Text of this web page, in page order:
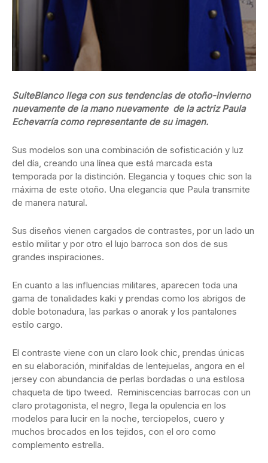
SuiteBlanco llega con sus tendencias de otoño-invierno
nuevamente de la mano nuevamente de la actriz Paula
Echevarría como representante de su imagen.
Sus modelos son una combinación de sofisticación y luz
del día, creando una línea que está marcada esta
temporada por la distinción. Elegancia y toques chic son la
máxima de este otoño. Una elegancia que Paula transmite
de manera natural.
Sus diseños vienen cargados de contrastes, por un lado un
estilo militar y por otro el lujo barroca son dos de sus
grandes inspiraciones.
En cuanto a las influencias militares, aparecen toda una
gama de tonalidades kaki y prendas como los abrigos de
doble botonadura, las parkas o anorak y los pantalones
estilo cargo.
El contraste viene con un claro look chic, prendas únicas
en su elaboración, minifaldas de lentejuelas, angora en el
jersey con abundancia de perlas bordadas o una estilosa
chaqueta de tipo tweed. Reminiscencias barrocas con un
claro protagonista, el negro, llega la opulencia en los
modelos para lucir en la noche, terciopelos, cuero y
muchos brocados en los tejidos, con el oro como
complemento estrella.